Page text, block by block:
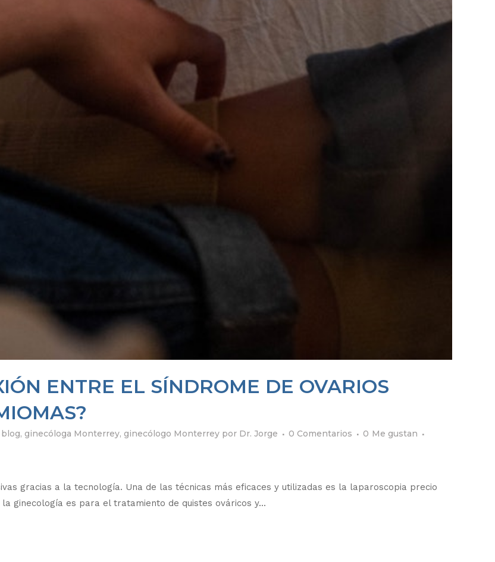
ENTRE EL SÍNDROME DE OVARIOS
blog, ginecóloga Monterrey, ginecólogo Monterrey por Dr. Jorge 0 Comentarios 0 Me gustan
gracias a la tecnología. Una de las técnicas más eficaces y utilizadas es la laparoscopia precio
ginecología es para el tratamiento de quistes ováricos y...